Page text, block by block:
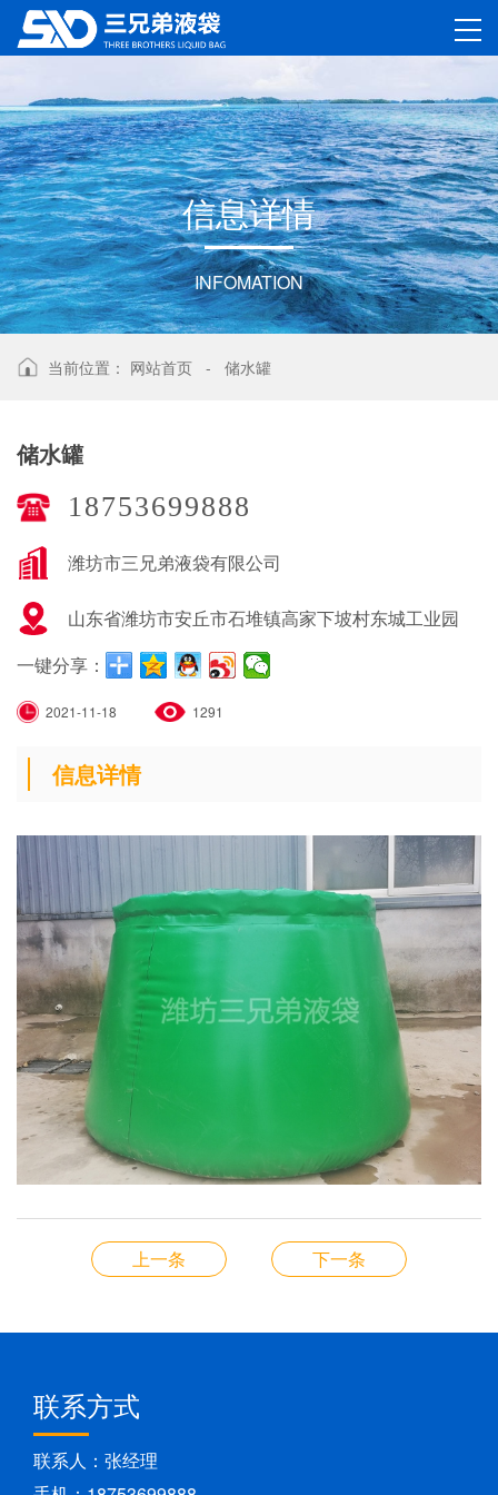
信息详情
INFOMATION
当前位置： 网站首页 - 储水罐
储水罐
18753699888
潍坊市三兄弟液袋有限公司
山东省潍坊市安丘市石堆镇高家下坡村东城工业园
一键分享：
2021-11-18 1291
信息详情
上一条 下一条
联系方式
联系人：张经理